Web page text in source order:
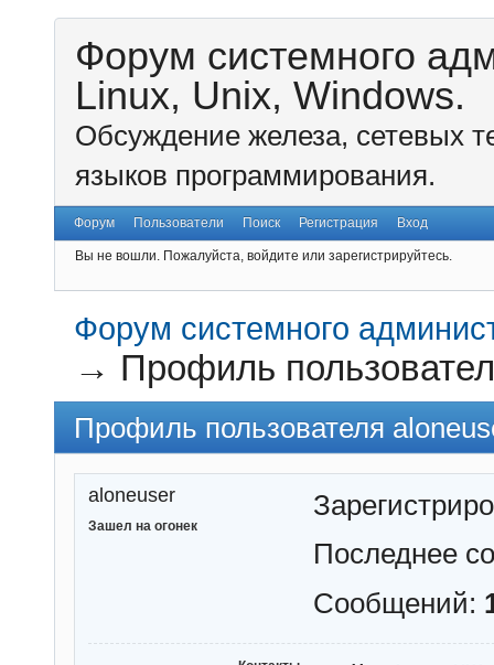
Форум системного
Linux, Unix, Windows.
Обсуждение железа, сетевых
языков программирования.
Форум Пользователи Поиск Регистрация Вход
Вы не вошли. Пожалуйста, войдите или зарегистрируйтесь.
Форум системного
→ Профиль
Профиль пользователя
aloneuser
Зашел на огонек
Последнее
Сообщений: